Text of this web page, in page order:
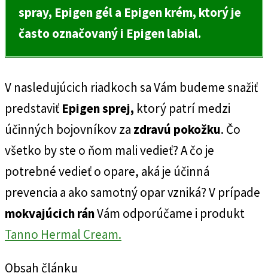
spray, Epigen gél a Epigen krém, ktorý je
často označovaný i Epigen labial.
V nasledujúcich riadkoch sa Vám budeme snažiť
predstaviť Epigen sprej, ktorý patrí medzi
účinných bojovníkov za zdravú pokožku. Čo
všetko by ste o ňom mali vedieť? A čo je
potrebné vedieť o opare, aká je účinná
prevencia a ako samotný opar vzniká? V prípade
mokvajúcich ránVám odporúčame i produkt
Tanno Hermal Cream.
Obsah článku